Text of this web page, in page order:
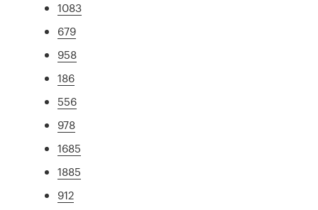
1083
679
958
186
556
978
1685
1885
912